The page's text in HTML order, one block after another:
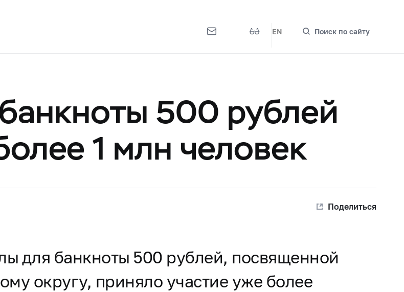
EN Поиск по сайту
500 рублей
1 млн человек
Поделиться
для банкноты 500 рублей, посвященной
округу, приняло участие уже более